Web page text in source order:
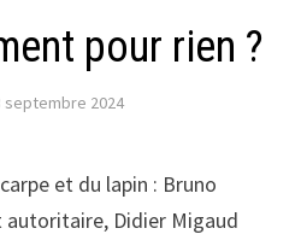
pour rien ?
septembre 2024
et du lapin : Bruno
Didier Migaud